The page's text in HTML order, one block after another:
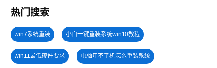
热门搜索
win7系统重装 小白一键重装系统win10教程
win11最低硬件要求 电脑开不了机怎么重装系统